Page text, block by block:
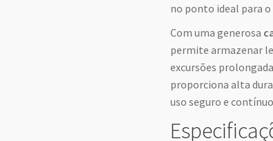
no ponto ideal para o
Com uma generosa
permite armazenar
excursões
proporciona alta
uso seguro e